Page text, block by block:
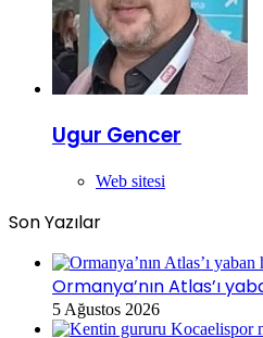
Ugur Gencer
Web sitesi
Son Yazılar
Ormanya’nın Atlas’ı
5 Ağustos 2026